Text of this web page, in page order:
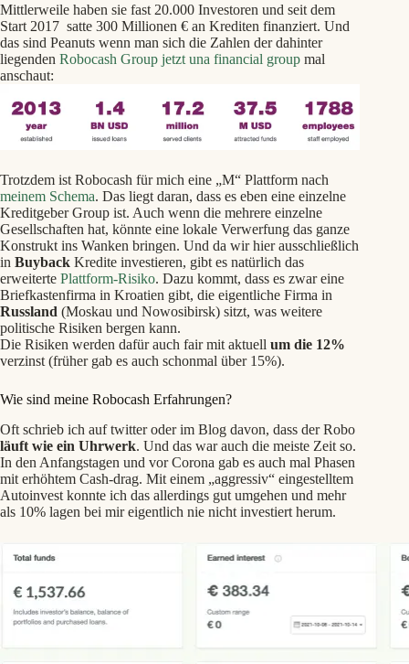
Mittlerweile haben sie fast 20.000 Investoren und seit dem
Start 2017 satte 300 Millionen € an Krediten finanziert. Und
das sind Peanuts wenn man sich die Zahlen der dahinter
liegenden Robocash Group jetzt una financial group mal
anschaut:
Trotzdem ist Robocash für mich eine „M“ Plattform nach
meinem Schema. Das liegt daran, dass es eben eine einzelne
Kreditgeber Group ist. Auch wenn die mehrere einzelne
Gesellschaften hat, könnte eine lokale Verwerfung das ganze
Konstrukt ins Wanken bringen. Und da wir hier ausschließlich
in Buyback Kredite investieren, gibt es natürlich das
erweiterte Plattform-Risiko. Dazu kommt, dass es zwar eine
Briefkastenfirma in Kroatien gibt, die eigentliche Firma in
Russland (Moskau und Nowosibirsk) sitzt, was weitere
politische Risiken bergen kann.
Die Risiken werden dafür auch fair mit aktuell um die 12%
verzinst (früher gab es auch schonmal über 15%).
Wie sind meine Robocash Erfahrungen?
Oft schrieb ich auf twitter oder im Blog davon, dass der Robo
läuft wie ein Uhrwerk. Und das war auch die meiste Zeit so.
In den Anfangstagen und vor Corona gab es auch mal Phasen
mit erhöhtem Cash-drag. Mit einem „aggressiv“ eingestelltem
Autoinvest konnte ich das allerdings gut umgehen und mehr
als 10% lagen bei mir eigentlich nie nicht investiert herum.